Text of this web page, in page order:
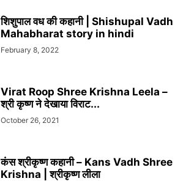
शिशुपाल वध की कहानी | Shishupal Vadh
Mahabharat story in hindi
February 8, 2022
Virat Roop Shree Krishna Leela –
श्री कृष्ण ने देखाया विराट...
October 26, 2021
कंस श्रीकृष्ण कहानी – Kans Vadh Shree
Krishna | श्रीकृष्ण लीला